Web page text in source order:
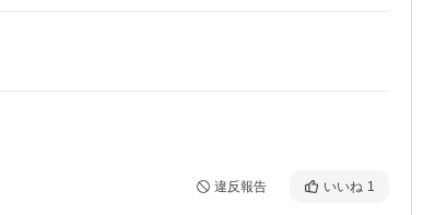
違反報告 いいね 1